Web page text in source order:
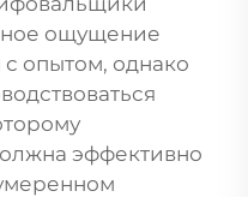
ощущение
опытом, однако
эффективно